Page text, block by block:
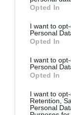
Opted In
I want to
Personal
Opted In
I want to
Personal
Opted In
I want to
Retention,
Personal